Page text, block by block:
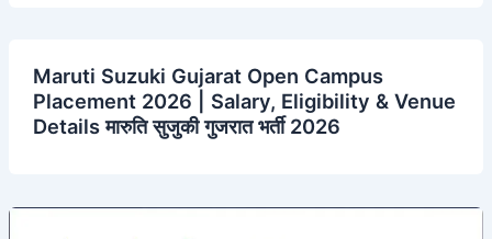
​Maruti Suzuki Gujarat Open Campus
Placement 2026 | Salary, Eligibility & Venue
Details ​मारुति सुजुकी गुजरात भर्ती 2026